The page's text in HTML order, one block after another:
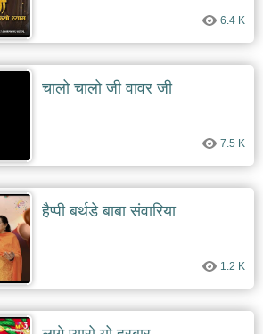
6.4 K
चालो चालो जी वावर जी
7.5 K
हैप्पी बर्थडे बाबा संवारिया
1.2 K